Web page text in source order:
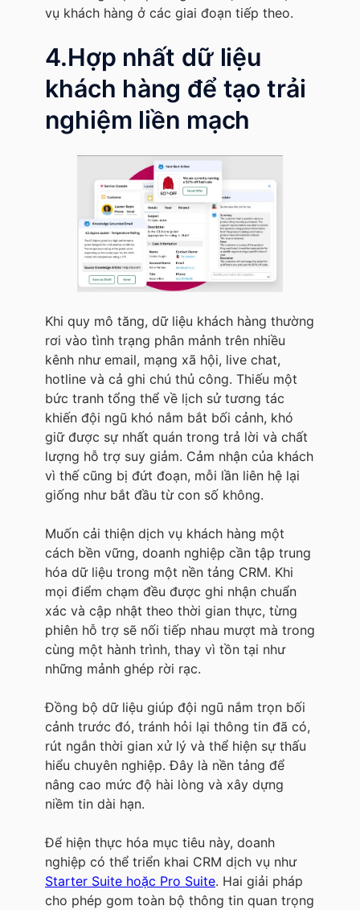
vụ khách hàng ở các giai đoạn tiếp theo.
4.Hợp nhất dữ liệu
khách hàng để tạo trải
nghiệm liền mạch
Khi quy mô tăng, dữ liệu khách hàng thường
rơi vào tình trạng phân mảnh trên nhiều
kênh như email, mạng xã hội, live chat,
hotline và cả ghi chú thủ công. Thiếu một
bức tranh tổng thể về lịch sử tương tác
khiến đội ngũ khó nắm bắt bối cảnh, khó
giữ được sự nhất quán trong trả lời và chất
lượng hỗ trợ suy giảm. Cảm nhận của khách
vì thế cũng bị đứt đoạn, mỗi lần liên hệ lại
giống như bắt đầu từ con số không.
Muốn cải thiện dịch vụ khách hàng một
cách bền vững, doanh nghiệp cần tập trung
hóa dữ liệu trong một nền tảng CRM. Khi
mọi điểm chạm đều được ghi nhận chuẩn
xác và cập nhật theo thời gian thực, từng
phiên hỗ trợ sẽ nối tiếp nhau mượt mà trong
cùng một hành trình, thay vì tồn tại như
những mảnh ghép rời rạc.
Đồng bộ dữ liệu giúp đội ngũ nắm trọn bối
cảnh trước đó, tránh hỏi lại thông tin đã có,
rút ngắn thời gian xử lý và thể hiện sự thấu
hiểu chuyên nghiệp. Đây là nền tảng để
nâng cao mức độ hài lòng và xây dựng
niềm tin dài hạn.
Để hiện thực hóa mục tiêu này, doanh
nghiệp có thể triển khai CRM dịch vụ như
Starter Suite hoặc Pro Suite. Hai giải pháp
cho phép gom toàn bộ thông tin quan trọng